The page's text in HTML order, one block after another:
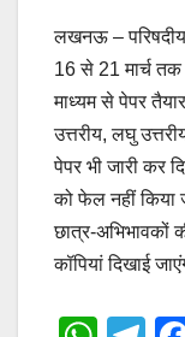
लखनऊ – परिषदीय
16 से 21 मार्च तक
माध्यम से पेपर
उत्तरीय, लघु
पेपर भी जारी कर
को फेल नहीं किया
छात्र-अभिभावकों
कॉपियां दिखाई